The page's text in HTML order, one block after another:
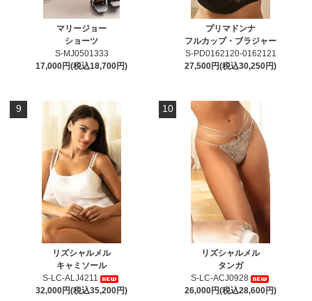
マリージョー
ショーツ
S-MJ0501333
17,000円(税込18,700円)
プリマドンナ
フルカップ・ブラジャー
S-PD0162120-0162121
27,500円(税込30,250円)
9
リズシャルメル
キャミソール
S-LC-ALJ4211
32,000円(税込35,200円)
10
リズシャルメル
タンガ
S-LC-ACJ0928
26,000円(税込28,600円)